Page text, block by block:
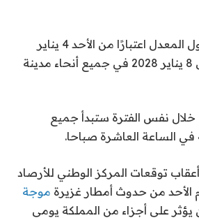
وسيبدأ العمل بالجدول المعدل اعتبارًا من الأحد 4 يناير
2026 وحتى الخميس 8 يناير 2028 في جميع أنحاء مدينة
خلال نفس الفترة ستبدأ جميع
في الساعة العاشرة صباحا.
توقعات المركز الوطني للأرصاد
الأحد من حدوث أمطار غزيرة موجة
يؤثر على أجزاء من المملكة يومي